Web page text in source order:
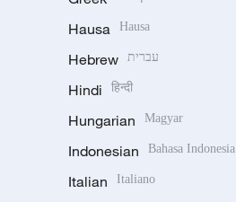
Hausa Hausa
Hebrew עברית
Hindi हिन्दी
Hungarian Magyar
Indonesian Bahasa Indonesia
Italian Italiano